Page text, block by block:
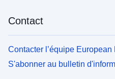
Contact
Contacter l’équipe European
S'abonner au bulletin